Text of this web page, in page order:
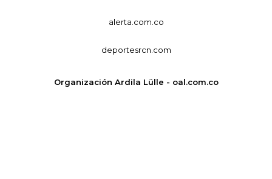
alerta.com.co
deportesrcn.com
Organización Ardila Lülle - oal.com.co